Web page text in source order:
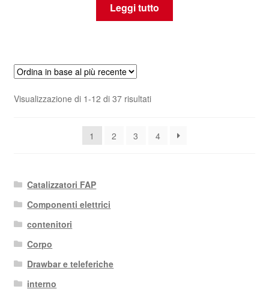
Leggi tutto
Visualizzazione di 1-12 di 37 risultatiOrdina
al
1 2 3 4
Catalizzatori FAP
Componenti elettrici
contenitori
Corpo
Drawbar e teleferiche
interno